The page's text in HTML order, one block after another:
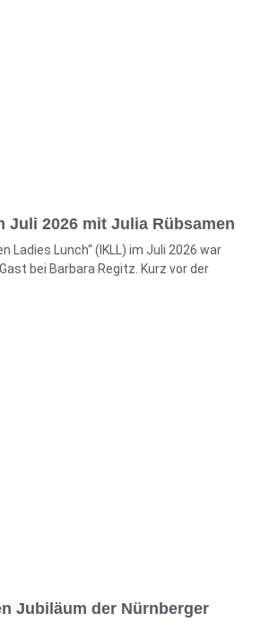
Juli 2026 mit Julia Rübsamen
Ladies Lunch“ (IKLL) im Juli 2026 war
bei Barbara Regitz. Kurz vor der
Jubiläum der Nürnberger